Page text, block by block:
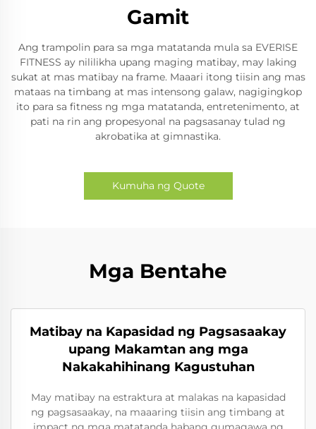
Gamit
Ang trampolin para sa mga matatanda mula sa EVERISE
FITNESS ay nililikha upang maging matibay, may laking
sukat at mas matibay na frame. Maaari itong tiisin ang mas
mataas na timbang at mas intensong galaw, nagigingkop
ito para sa fitness ng mga matatanda, entretenimento, at
pati na rin ang propesyonal na pagsasanay tulad ng
akrobatika at gimnastika.
Kumuha ng Quote
Mga Bentahe
Matibay na Kapasidad ng Pagsasaakay
upang Makamtan ang mga
Nakakahihinang Kagustuhan
May matibay na estraktura at malakas na kapasidad
ng pagsasaakay, na maaaring tiisin ang timbang at